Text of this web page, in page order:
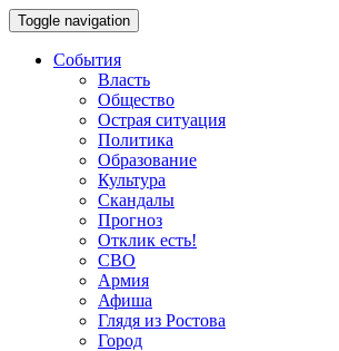
Toggle navigation
События
Власть
Общество
Острая ситуация
Политика
Образование
Культура
Скандалы
Прогноз
Отклик есть!
СВО
Армия
Афиша
Глядя из Ростова
Город